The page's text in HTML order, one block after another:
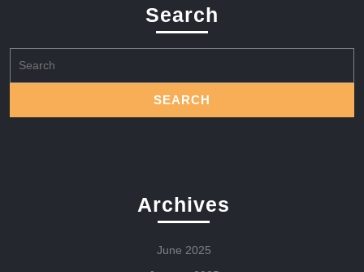
Search
for:
Archives
June 2025